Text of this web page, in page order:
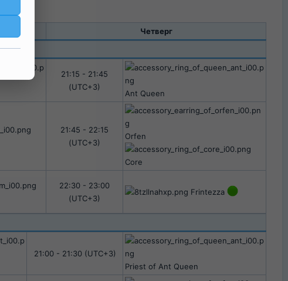
Четверг​
21:15 - 21:45
(UTC+3)​
Ant Queen
21:45 - 22:15
(UTC+3)​
Orfen
Core
22:30 - 23:00
(UTC+3)​
Frintezza
21:00 - 21:30 (UTC+3)​
Priest of Ant Queen​